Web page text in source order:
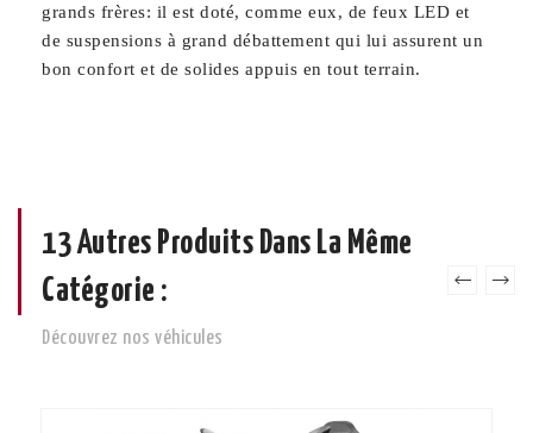
grands frères: il est doté, comme eux, de feux LED et
de suspensions à grand débattement qui lui assurent un
bon confort et de solides appuis en tout terrain.
13 Autres Produits Dans La Même
Catégorie :
Découvrez nos véhicules